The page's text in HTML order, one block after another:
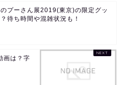
プーさん展2019(東京)の限定グッ
待ち時間や混雑状況も！
画は？字